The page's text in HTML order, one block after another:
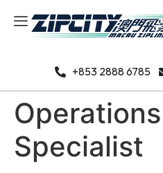
+853 2888 6785
Operations
Specialist